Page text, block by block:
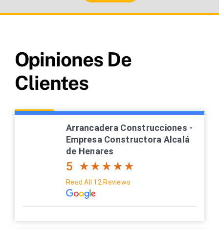
Opiniones De
Clientes
Arrancadera Construcciones -
Empresa Constructora Alcalá
de Henares
5
Read All 12 Reviews